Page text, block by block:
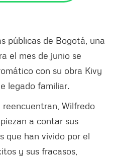
públicas de Bogotá, una
el mes de junio se
con su obra Kivy
legado familiar.
reencuentran, Wilfredo
a contar sus
que han vivido por el
y sus fracasos,